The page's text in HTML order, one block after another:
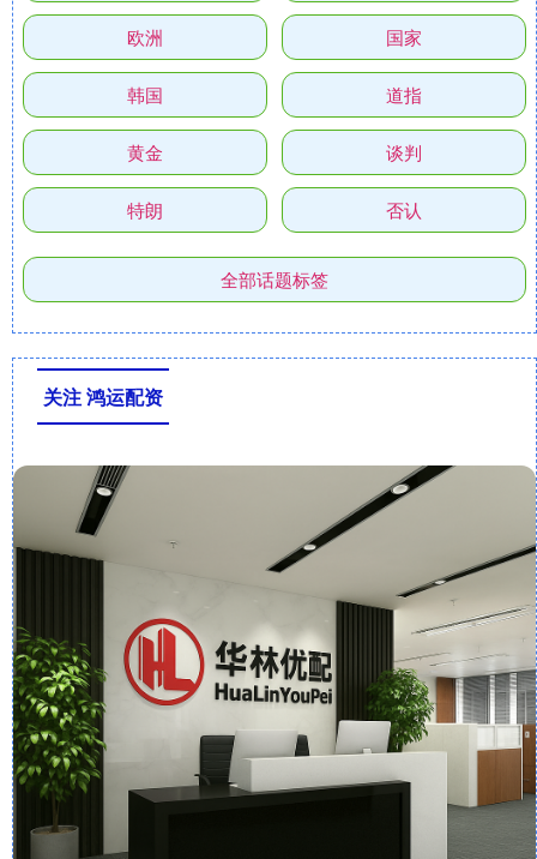
欧洲 国家
韩国 道指
黄金 谈判
特朗 否认
全部话题标签
关注 鸿运配资